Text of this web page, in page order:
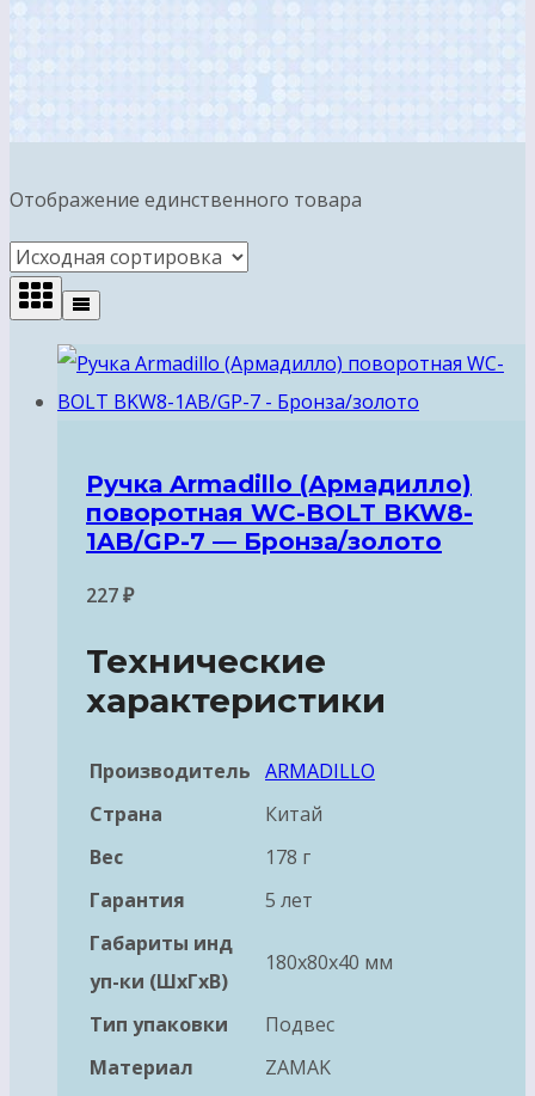
Отображение единственного товара
Ручка Armadillo (Армадилло)
поворотная WC-BOLT BKW8-
1AB/GP-7 — Бронза/золото
227₽
Технические
характеристики
Производитель ARMADILLO
Страна
Китай
Вес
178 г
Гарантия
5 лет
Габариты инд
уп-ки (ШхГхВ)
180x80x40 мм
Тип упаковки
Подвес
Материал
ZAMAK